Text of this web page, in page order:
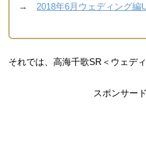
→ 2018年6月ウェディング編
それでは、高海千歌SR＜ウェデ
スポンサー